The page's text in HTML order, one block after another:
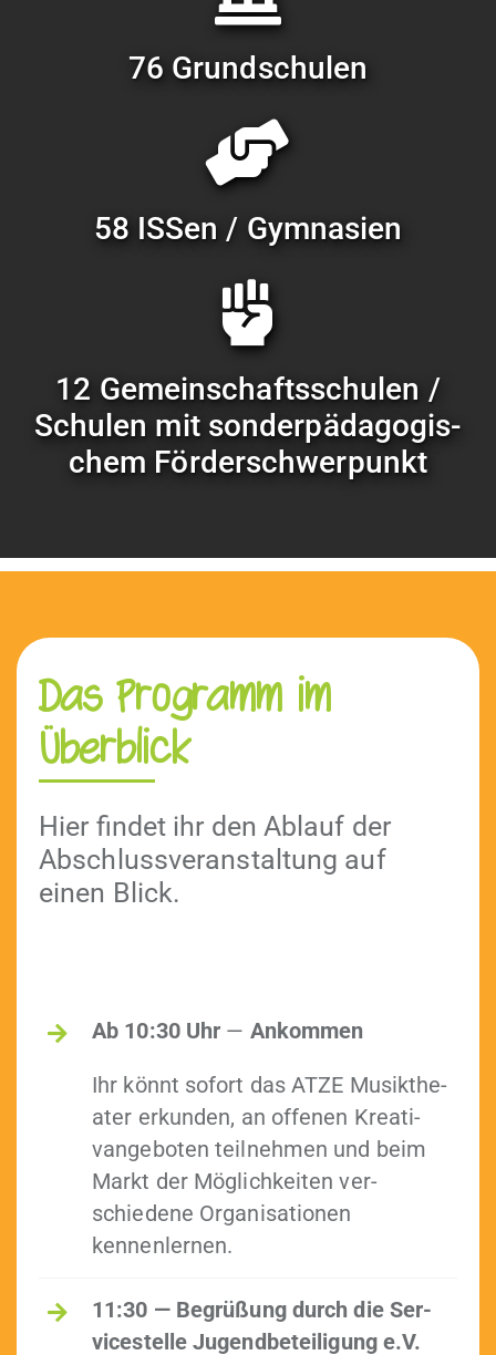
76 Grund­schulen
58 ISSen / Gymnasien
12 Gemein­schaftss­chulen /
Schulen mit son­der­päd­a­gogis­
chem Förderschwerpunkt
Das Programm im
Überblick
Hier find­et ihr den Ablauf der
Abschlussver­anstal­tung auf
einen Blick.
Ab 10:30 Uhr — Ankom­men
Ihr kön­nt sofort das ATZE Musik­the­
ater erkun­den, an offe­nen Kreati­
vange­boten teil­nehmen und beim
Markt der Möglichkeit­en ver­
schiedene Organ­i­sa­tio­nen
kennenlernen.
11:30 — Begrüßung durch die Ser­
vices­telle Jugend­beteili­gung e.V.